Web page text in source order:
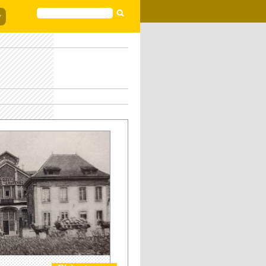
FORMULAIRE
DE
RECHERCHE